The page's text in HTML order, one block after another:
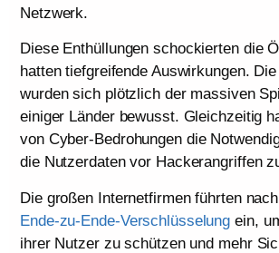
Netzwerk.
Diese Enthüllungen schockierten die
hatten tiefgreifende Auswirkungen.
wurden sich plötzlich der massiven
einiger Länder bewusst. Gleichzeitig
von Cyber-Bedrohungen die
die Nutzerdaten vor Hackerangriffen
Die großen Internetfirmen führten
Ende-zu-Ende-Verschlüsselung ein,
ihrer Nutzer zu schützen und mehr